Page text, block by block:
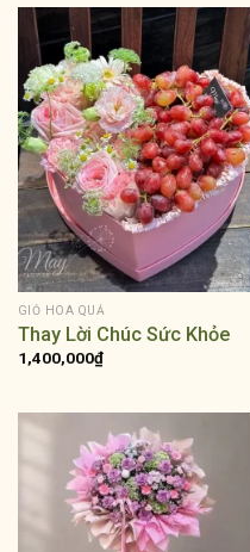
GIỎ HOA QUẢ
Thay Lời Chúc Sức Khỏe
1,400,000₫